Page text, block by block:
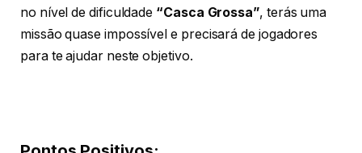
no nível de dificuldade “Casca Grossa”, terás uma
missão quase impossível e precisará de jogadores
para te ajudar neste objetivo.